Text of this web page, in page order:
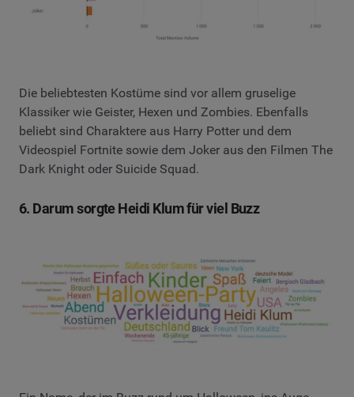
Die beliebtesten Kostüme sind vor allem gruselige
Klassiker wie Geister, Hexen und Zombies. Ebenfalls
beliebt sind Charaktere aus Harry Potter und dem
Videospiel Fortnite sowie dem Joker aus den Filmen The
Dark Knight oder Suicide Squad.
6. Darum sorgte Heidi Klum für viel Buzz